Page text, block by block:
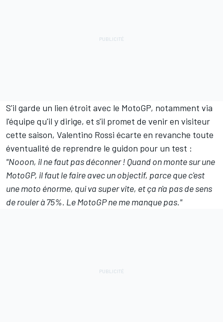
S'il garde un lien étroit avec le MotoGP, notamment via
l'équipe qu'il y dirige, et s'il promet de venir en visiteur
cette saison, Valentino Rossi écarte en revanche toute
éventualité de reprendre le guidon pour un test :
"Nooon, il ne faut pas déconner ! Quand on monte sur une
MotoGP, il faut le faire avec un objectif, parce que c'est
une moto énorme, qui va super vite, et ça n'a pas de sens
de rouler à 75%. Le MotoGP ne me manque pas."